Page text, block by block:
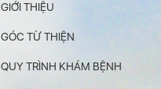
GIỚI THIỆU
GÓC TỪ THIỆN
QUY TRÌNH KHÁM BỆNH